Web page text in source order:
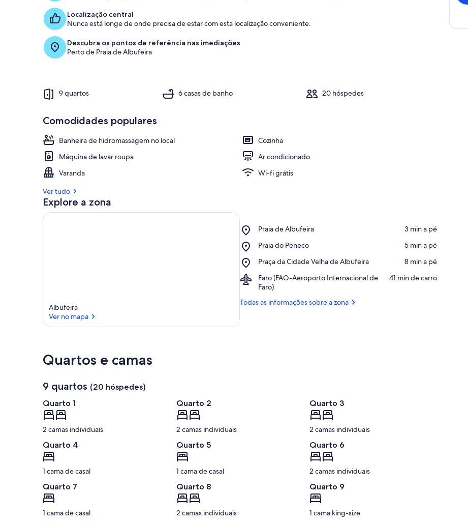
Localização central
Nunca está longe de onde precisa de estar com esta localização conveniente.
Descubra os pontos de referência nas imediações
Perto de Praia de Albufeira
9 quartos 6 casas de banho 20 hóspedes
Comodidades populares
Banheira de hidromassagem no local
Cozinha
Máquina de lavar roupa
Ar condicionado
Varanda
Wi-fi grátis
Ver tudo
Explore a zona
Albufeira
Ver no mapa
Praia de Albufeira
Place,
de
‪3 min a pé‬
Praia do Peneco
Place,
do
‪5 min a pé‬
Praça da Cidade Velha de Albufeira
Place,
da
Cidade
Velha
de
‪8 min a pé‬
Faro (FAO-Aeroporto Internacional de
Faro)
Airport,
Faro
Aeroporto
‪41 min de carro‬
Todas as informações sobre a zona
Quartos e camas
9 quartos (20 hóspedes)
Quarto 1
2 camas individuais
Quarto 2
2 camas individuais
Quarto 3
2 camas individuais
Quarto 4
1 cama de casal
Quarto 5
1 cama de casal
Quarto 6
2 camas individuais
Quarto 7
1 cama de casal
Quarto 8
2 camas individuais
Quarto 9
1 cama king-size